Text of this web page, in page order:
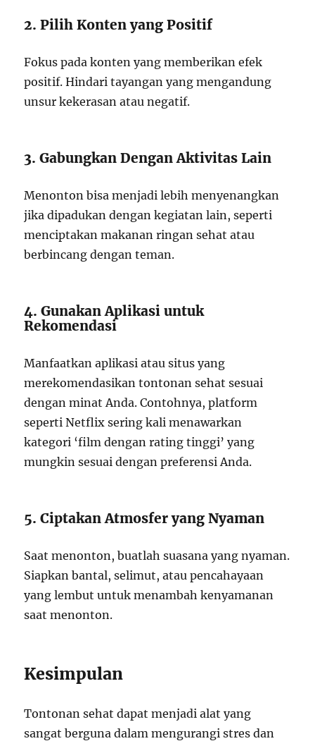
2. Pilih Konten yang Positif
Fokus pada konten yang memberikan efek
positif. Hindari tayangan yang mengandung
unsur kekerasan atau negatif.
3. Gabungkan Dengan Aktivitas Lain
Menonton bisa menjadi lebih menyenangkan
jika dipadukan dengan kegiatan lain, seperti
menciptakan makanan ringan sehat atau
berbincang dengan teman.
4. Gunakan Aplikasi untuk
Rekomendasi
Manfaatkan aplikasi atau situs yang
merekomendasikan tontonan sehat sesuai
dengan minat Anda. Contohnya, platform
seperti Netflix sering kali menawarkan
kategori ‘film dengan rating tinggi’ yang
mungkin sesuai dengan preferensi Anda.
5. Ciptakan Atmosfer yang Nyaman
Saat menonton, buatlah suasana yang nyaman.
Siapkan bantal, selimut, atau pencahayaan
yang lembut untuk menambah kenyamanan
saat menonton.
Kesimpulan
Tontonan sehat dapat menjadi alat yang
sangat berguna dalam mengurangi stres dan